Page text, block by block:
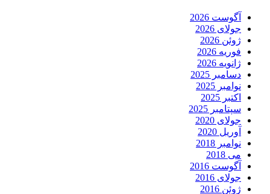
آگوست 2026
جولای 2026
ژوئن 2026
فوریه 2026
ژانویه 2026
دسامبر 2025
نوامبر 2025
اکتبر 2025
سپتامبر 2025
جولای 2020
آوریل 2020
نوامبر 2018
می 2018
آگوست 2016
جولای 2016
ژوئن 2016